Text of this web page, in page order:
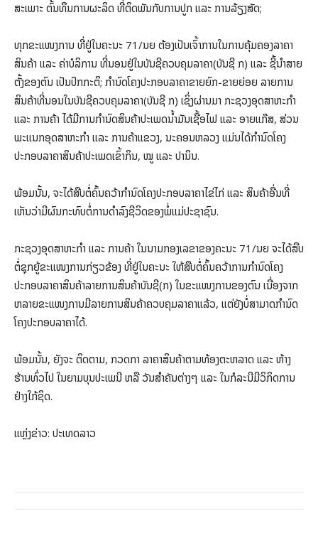
ສະເພາະ ຕົ້ນທຶນການຜະລິດ ທີ່ຕິດພັນກັບການປູກ ແລະ ການລ້ຽງສັດ;
ທຸກຂະແໜງການ ທີ່ຢູ່ໃນຄະນະ 71/ນຍ ຕ້ອງເປັນເຈົ້າການໃນການຄຸ້ມຄອງລາຄາ
ສິນຄ້າ ແລະ ຄ່າບໍລິການ ທີ່ນອນຢູ່ໃນບັນຊີຄວບຄຸມລາຄາ(ບັນຊີ ກ) ແລະ ຊີ້ນຳສາຍ
ຕັ້ງຂອງຕົນ ເປັນປົກກະຕິ; ກຳນົດໂຄງປະກອບລາຄາຂາຍຍົກ-ຂາຍຍ່ອຍ ລາຍການ
ສິນຄ້າທີ່ນອນໃນບັນຊີຄວບຄຸມລາຄາ(ບັນຊີ ກ) ເຊິ່ງຜ່ານມາ ກະຊວງອຸດສາຫະກຳ
ແລະ ການຄ້າ ໄດ້ມີການກຳນົດສິນຄ້າປະເພດນໍ້າມັນເຊື້ອໄຟ ແລະ ອາຍແກ໊ສ, ສ່ວນ
ພະແນກອຸດສາຫະກຳ ແລະ ການຄ້າແຂວງ, ນະຄອນຫລວງ ແມ່ນໄດ້ກໍານົດໂຄງ
ປະກອບລາຄາສິນຄ້າປະເພດເຂົ້າກິນ, ໝູ ແລະ ປານິນ.
ພ້ອມນັ້ນ, ຈະໄດ້ສືບຕໍ່ຄົ້ນຄວ້າກຳນົດໂຄງປະກອບລາຄາໄຂ່ໄກ່ ແລະ ສິນຄ້າອື່ນທີ່
ເຫັນວ່າມີຜົນກະທົບຕໍ່ການດຳລົງຊີວິດຂອງພໍ່ແມ່ປະຊາຊົນ.
ກະຊວງອຸດສາຫະກຳ ແລະ ການຄ້າ ໃນນາມກອງເລຂາຂອງຄະນະ 71/ນຍ ຈະໄດ້ສືບ
ຕໍ່ຊຸກຍູ້ຂະແໜງການກ່ຽວຂ້ອງ ທີ່ຢູ່ໃນຄະນະ ໃຫ້ສືບຕໍ່ຄົ້ນຄວ້າການກຳນົດໂຄງ
ປະກອບລາຄາສິນຄ້າລາຍການສິນຄ້າບັນຊີ(ກ) ໃນຂະແໜງການຂອງຕົນ ເນື່ອງຈາກ
ຫລາຍຂະແໜງການມີລາຍການສິນຄ້າຄວບຄຸມລາຄາແລ້ວ, ແຕ່ຍັງບໍ່ສາມາດກຳນົດ
ໂຄງປະກອບລາຄາໄດ້.
ພ້ອມນັ້ນ, ຍັງຈະ ຕິດຕາມ, ກວດກາ ລາຄາສິນຄ້າຕາມທ້ອງຕະຫລາດ ແລະ ຫ້າງ
ຮ້ານທົ່ວໄປ ໃນຍາມບຸນປະເພນີ ຫລື ວັນສຳຄັນຕ່າງໆ ແລະ ໃນກໍລະນີມີວິກິດການ
ຢ່າງໃກ້ຊິດ.
ແຫຼ່ງຂ່າວ: ປະເທດລາວ